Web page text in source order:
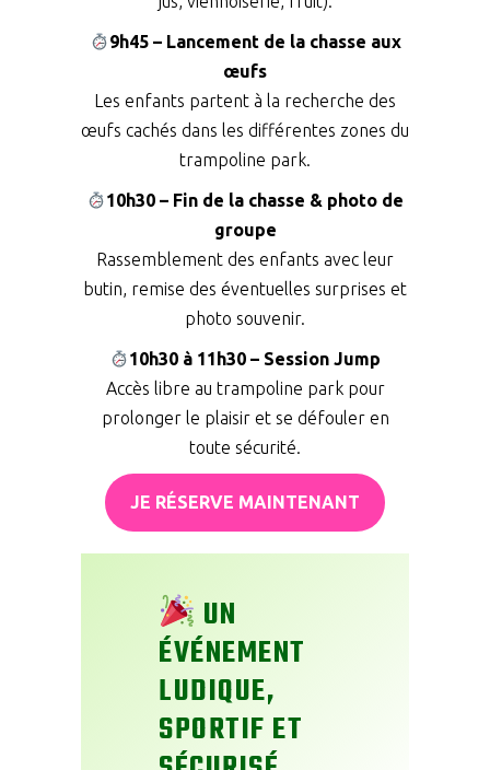
9h45 – Lancement de la chasse aux
œufs
Les enfants partent à la recherche des
œufs cachés dans les différentes zones du
trampoline park.
10h30 – Fin de la chasse & photo de
groupe
Rassemblement des enfants avec leur
butin, remise des éventuelles surprises et
photo souvenir.
10h30 à 11h30 – Session Jump
Accès libre au trampoline park pour
prolonger le plaisir et se défouler en
toute sécurité.
JE RÉSERVE MAINTENANT
UN
ÉVÉNEMENT
LUDIQUE,
SPORTIF ET